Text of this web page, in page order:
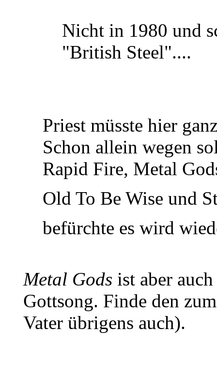
Nicht in 1980 und
"British Steel"....
Priest müsste hier
Schon allein wegen
Rapid Fire, Metal
Old To Be Wise und
befürchte es wird
Metal Gods ist aber
Gottsong. Finde den
Vater übrigens auch).